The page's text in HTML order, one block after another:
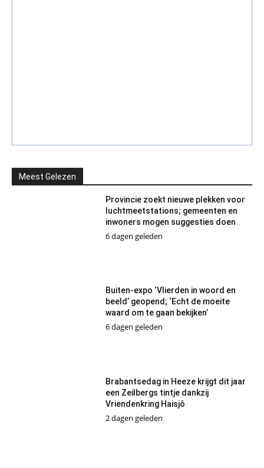
Meest Gelezen
Provincie zoekt nieuwe plekken voor
luchtmeetstations; gemeenten en
inwoners mogen suggesties doen
6 dagen geleden
Buiten-expo ‘Vlierden in woord en
beeld’ geopend; ‘Echt de moeite
waard om te gaan bekijken’
6 dagen geleden
Brabantsedag in Heeze krijgt dit jaar
een Zeilbergs tintje dankzij
Vriendenkring Haisjô
2 dagen geleden